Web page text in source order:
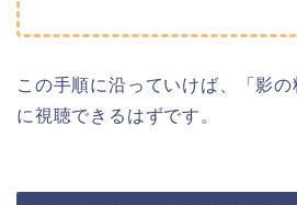
この手順に沿っていけば、「影
に視聴できるはずです。